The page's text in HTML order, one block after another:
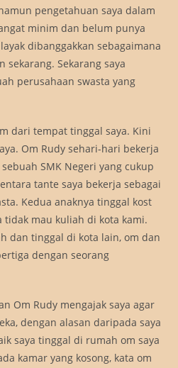
pengetahuan saya dalam
minim dan belum punya
dibanggakkan sebagaimana
sekarang. Sekarang saya
perusahaan swasta yang
dari tempat tinggal saya. Kini
Om Rudy sehari-hari bekerja
SMK Negeri yang cukup
tante saya bekerja sebagai
Kedua anaknya tinggal kost
tidak mau kuliah di kota kami.
dan tinggal di kota lain, om dan
dengan seorang
Om Rudy mengajak saya agar
dengan alasan daripada saya
saya tinggal di rumah om saya
kamar yang kosong, kata om